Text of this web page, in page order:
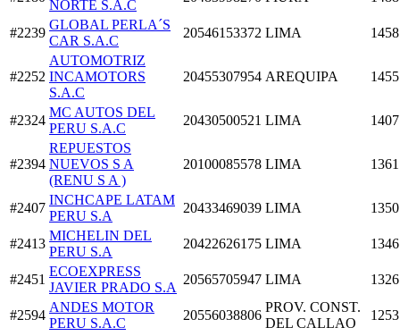
NORTE S.A.C
#2239
GLOBAL PERLA´S
CAR S.A.C
20546153372 LIMA
#2252
AUTOMOTRIZ
INCAMOTORS
S.A.C
20455307954 AREQUIPA
#2324
MC AUTOS DEL
PERU S.A.C
20430500521 LIMA
#2394
REPUESTOS
NUEVOS S A
(RENU S A )
20100085578 LIMA
#2407
INCHCAPE LATAM
PERU S.A
20433469039 LIMA
#2413
MICHELIN DEL
PERU S.A
20422626175 LIMA
#2451
ECOEXPRESS
JAVIER PRADO S.A
20565705947 LIMA
#2594
ANDES MOTOR
PERU S.A.C
20556038806
PROV. CONST.
DEL CALLAO